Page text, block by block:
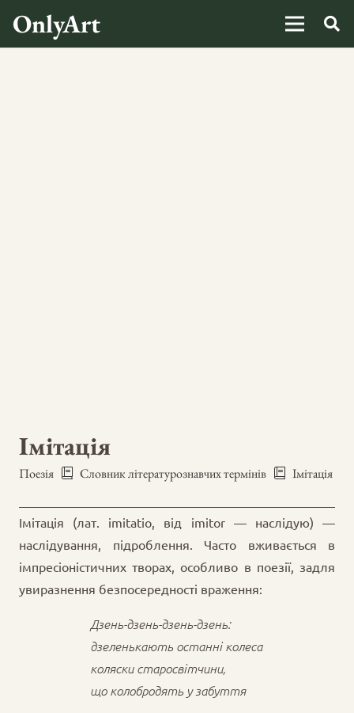
OnlyArt
Імітація
Поезія Словник літературознавчих термінів Імітація
Імітація (лат. imitatio, від imitor — наслідую) —
наслідування, підроблення. Часто вживається в
імпресіоністичних творах, особливо в поезії, задля
увиразнення безпосередності враження:
Дзень-дзень-дзень-дзень:
дзеленькають останні колеса
коляски старосвітчини,
що колобродять у забуття